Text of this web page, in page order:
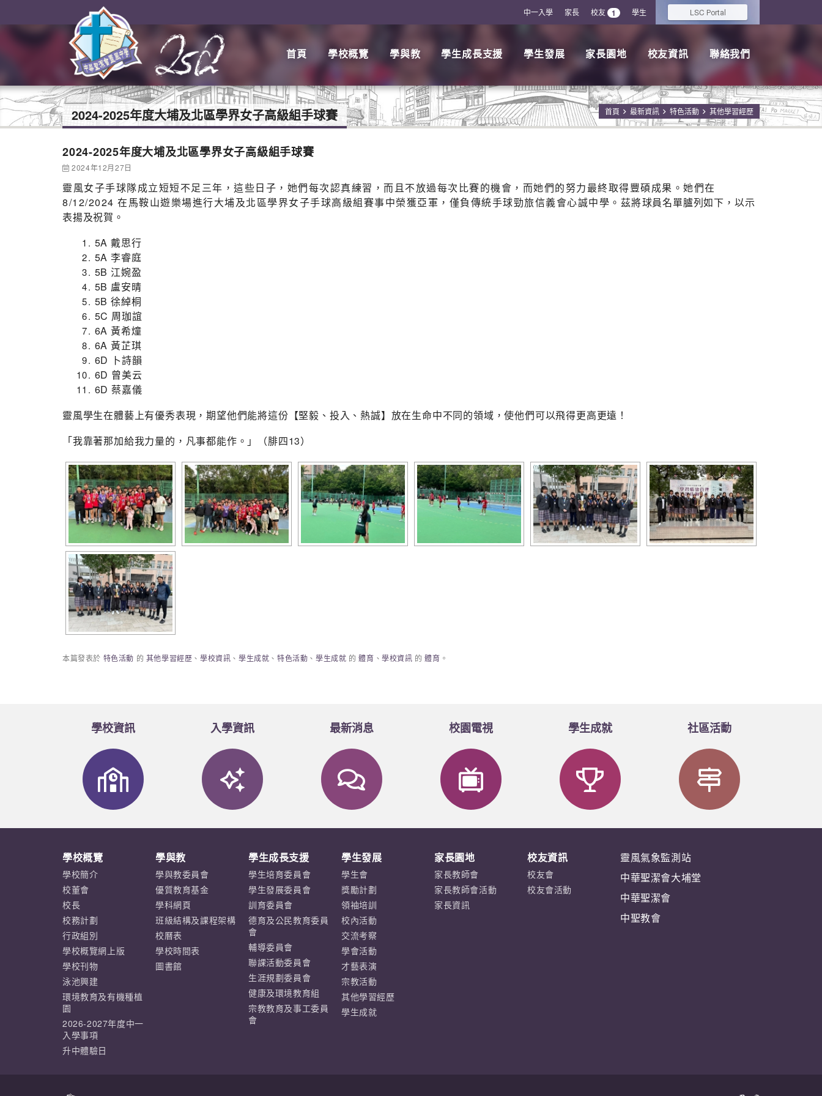
中一入學 家長 校友 1 學生 LSC Portal
首頁 學校概覽 學與教 學生成長支援 學生發展 家長園地 校友資訊 聯絡我們
首頁 最新資訊 特色活動 其他學習經歷
2024-2025年度大埔及北區學界女子高級組手球賽
2024-2025年度大埔及北區學界女子高級組手球賽
2024年12月27日
靈風女子手球隊成立短短不足三年，這些日子，她們每次認真練習，而且不放過每次比賽的機會，而她們的努力最終取得豐碩成果。她們在
8/12/2024 在馬鞍山遊樂場進行大埔及北區學界女子手球高級組賽事中榮獲亞軍，僅負傳統手球勁旅信義會心誠中學。茲將球員名單臚列如下，以示
表揚及祝賀。
5A 戴思行
5A 李睿庭
5B 江婉盈
5B 盧安晴
5B 徐綽桐
5C 周珈誼
6A 黃希燑
6A 黃芷琪
6D 卜詩韻
6D 曾美云
6D 蔡嘉儀
靈風學生在體藝上有優秀表現，期望他們能將這份【堅毅、投入、熱誠】 放在生命中不同的領域，使他們可以飛得更高更遠！
「我靠著那加給我力量的，凡事都能作。」（腓四13）
本篇發表於 特色活動 的 其他學習經歷 、學校資訊 、學生成就 、特色活動 、學生成就 的體育 、學校資訊 的體育 。
學校資訊 入學資訊 最新消息 校園電視 學生成就 社區活動
學校概覽
學校簡介
校董會
校長
校務計劃
行政組別
學校概覽網上版
學校刊物
泳池興建
環境教育及有機種植
園
2026-2027年度中一
入學事項
升中體驗日
學與教
學與教委員會
優質教育基金
學科網頁
班級結構及課程架構
校曆表
學校時間表
圖書館
學生成長支援
學生培育委員會
學生發展委員會
訓育委員會
德育及公民教育委員
會
輔導委員會
聯課活動委員會
生涯規劃委員會
健康及環境教育組
宗教教育及事工委員
會
學生發展
學生會
獎勵計劃
領袖培訓
校內活動
交流考察
學會活動
才藝表演
宗教活動
其他學習經歷
學生成就
家長園地
家長教師會
家長教師會活動
家長資訊
校友資訊
校友會
校友會活動
靈風氣象監測站
中華聖潔會大埔堂
中華聖潔會
中聖教會